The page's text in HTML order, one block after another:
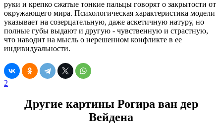
руки и крепко сжатые тонкие пальцы говорят о закрытости от
окружающего мира. Психологическая характеристика модели
указывает на созерцательную, даже аскетичную натуру, но
полные губы выдают и другую - чувственную и страстную,
что наводит на мысль о нерешенном конфликте в ее
индивидуальности.
2
Другие картины Рогира ван дер
Вейдена